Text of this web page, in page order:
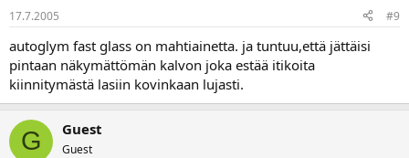
17.7.2005 #9
autoglym fast glass on mahtiainetta. ja tuntuu,että jättäisi
pintaan näkymättömän kalvon joka estää itikoita
kiinnitymästä lasiin kovinkaan lujasti.
G Guest
Guest